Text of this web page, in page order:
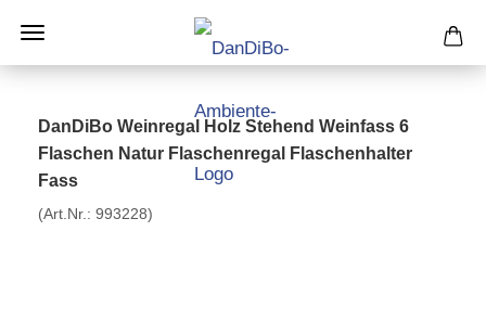
DanDiBo Weinregal Holz Stehend Weinfass 6
Flaschen Natur Flaschenregal Flaschenhalter
Fass
(Art.Nr.: 993228)